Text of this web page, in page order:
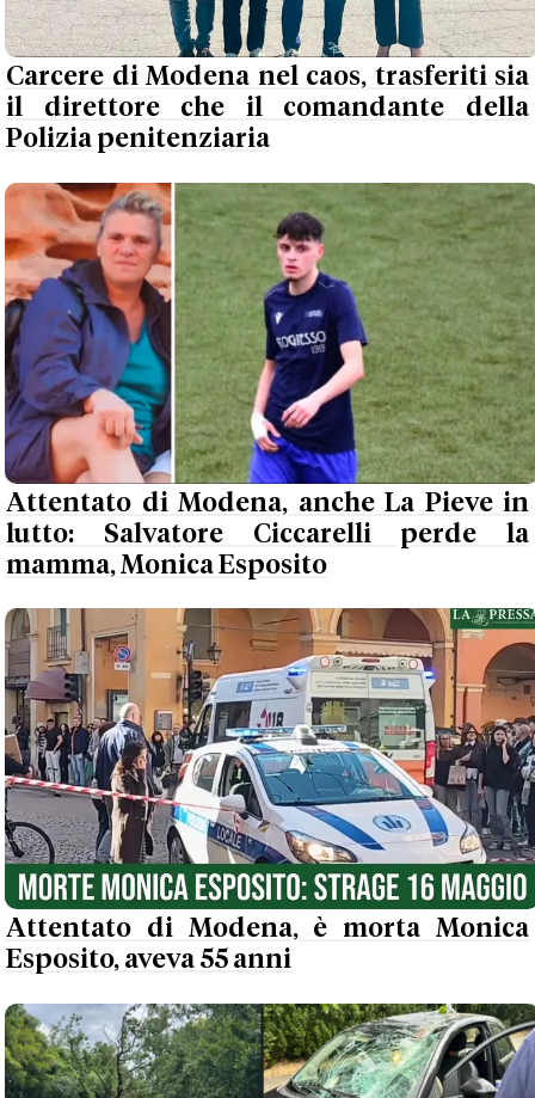
Carcere di Modena nel caos, trasferiti sia
il direttore che il comandante della
Polizia penitenziaria
Attentato di Modena, anche La Pieve in
lutto: Salvatore Ciccarelli perde la
mamma, Monica Esposito
Attentato di Modena, è morta Monica
Esposito, aveva 55 anni